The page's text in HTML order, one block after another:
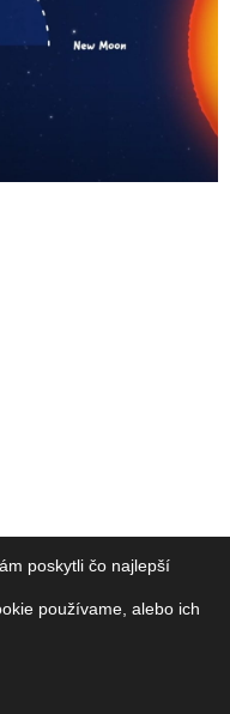
poskytli čo najlepší
používame, alebo ich